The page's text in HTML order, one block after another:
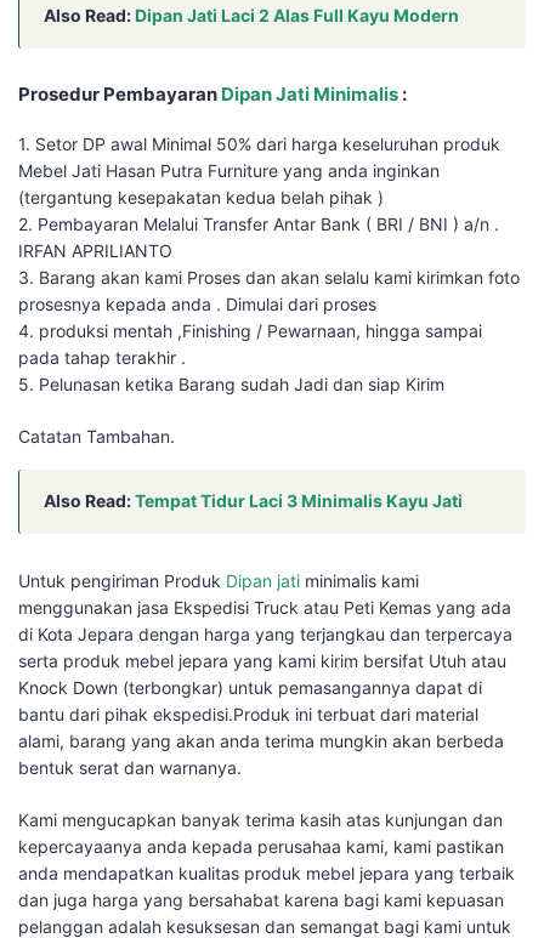
Also Read:Dipan Jati Laci 2 Alas Full Kayu Modern
Prosedur Pembayaran Dipan Jati Minimalis :
1. Setor DP awal Minimal 50% dari harga keseluruhan produk
Mebel Jati Hasan Putra Furniture yang anda inginkan
(tergantung kesepakatan kedua belah pihak )
2. Pembayaran Melalui Transfer Antar Bank ( BRI / BNI ) a/n .
IRFAN APRILIANTO
3. Barang akan kami Proses dan akan selalu kami kirimkan foto
prosesnya kepada anda . Dimulai dari proses
4. produksi mentah ,Finishing / Pewarnaan, hingga sampai
pada tahap terakhir .
5. Pelunasan ketika Barang sudah Jadi dan siap Kirim
Catatan Tambahan.
Also Read:Tempat Tidur Laci 3 Minimalis Kayu Jati
Untuk pengiriman Produk Dipan jati minimalis kami
menggunakan jasa Ekspedisi Truck atau Peti Kemas yang ada
di Kota Jepara dengan harga yang terjangkau dan terpercaya
serta produk mebel jepara yang kami kirim bersifat Utuh atau
Knock Down (terbongkar) untuk pemasangannya dapat di
bantu dari pihak ekspedisi.Produk ini terbuat dari material
alami, barang yang akan anda terima mungkin akan berbeda
bentuk serat dan warnanya.
Kami mengucapkan banyak terima kasih atas kunjungan dan
kepercayaanya anda kepada perusahaa kami, kami pastikan
anda mendapatkan kualitas produk mebel jepara yang terbaik
dan juga harga yang bersahabat karena bagi kami kepuasan
pelanggan adalah kesuksesan dan semangat bagi kami untuk